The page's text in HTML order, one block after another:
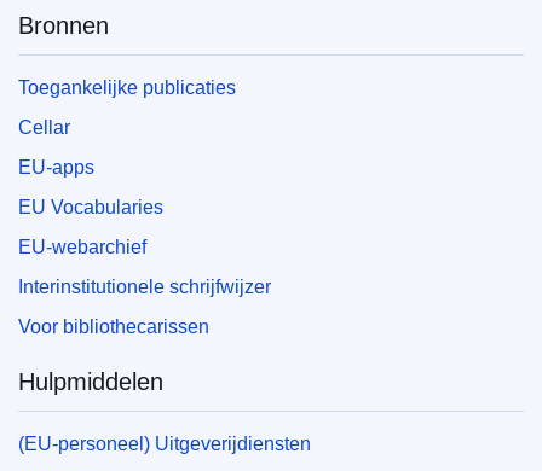
Bronnen
Toegankelijke publicaties
Cellar
EU-apps
EU Vocabularies
EU-webarchief
Interinstitutionele schrijfwijzer
Voor bibliothecarissen
Hulpmiddelen
(EU-personeel) Uitgeverijdiensten